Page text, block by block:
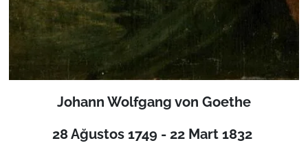
Johann Wolfgang von Goethe
28 Ağustos 1749 - 22 Mart 1832